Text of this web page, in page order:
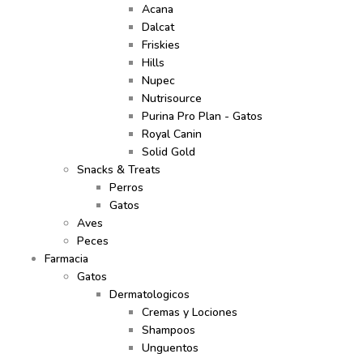
Acana
Dalcat
Friskies
Hills
Nupec
Nutrisource
Purina Pro Plan - Gatos
Royal Canin
Solid Gold
Snacks & Treats
Perros
Gatos
Aves
Peces
Farmacia
Gatos
Dermatologicos
Cremas y Lociones
Shampoos
Unguentos